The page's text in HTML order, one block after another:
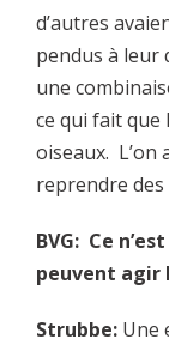
d’autres
pendus à
une
ce qui fait que
oiseaux. L’on
reprendre des
BVG: Ce
peuvent agir
Strubbe: Une